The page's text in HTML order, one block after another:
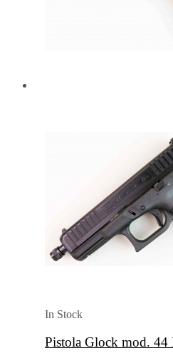
In Stock
Pistola Glock mod. 44